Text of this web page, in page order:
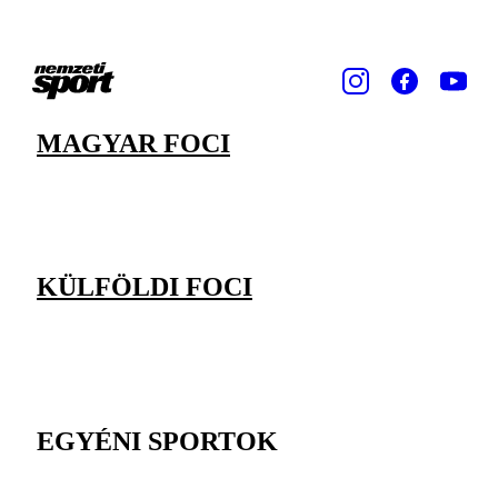
MAGYAR FOCI
KÜLFÖLDI FOCI
EGYÉNI SPORTOK